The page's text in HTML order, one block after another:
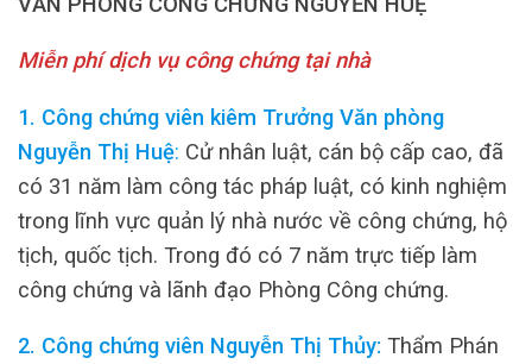
Miễn phí dịch vụ công chứng tại nhà
1. Công chứng viên kiêm Trưởng Văn phòng
Nguyễn Thị Huệ: Cử nhân luật, cán bộ cấp cao, đã
có 31 năm làm công tác pháp luật, có kinh nghiệm
trong lĩnh vực quản lý nhà nước về công chứng, hộ
tịch, quốc tịch. Trong đó có 7 năm trực tiếp làm
công chứng và lãnh đạo Phòng Công chứng.
2. Công chứng viên Nguyễn Thị Thủy: Thẩm Phán